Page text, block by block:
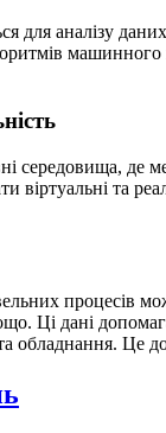
для аналізу
машинного
середовища, де
віртуальні та
процесів
Ці дані
обладнання. Це